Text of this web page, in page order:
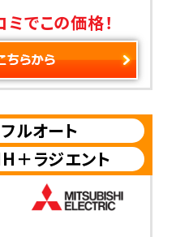
でこの価格！
フルオート
＋ラジエント